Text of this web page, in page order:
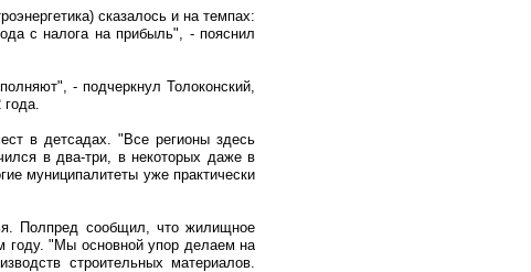
сказалось и на темпах:
с налога на прибыль", - пояснил
- подчеркнул Толоконский,
года.
в детсадах. "Все регионы здесь
в два-три, в некоторых даже в
муниципалитеты уже практически
Полпред сообщил, что жилищное
году. "Мы основной упор делаем на
строительных материалов.